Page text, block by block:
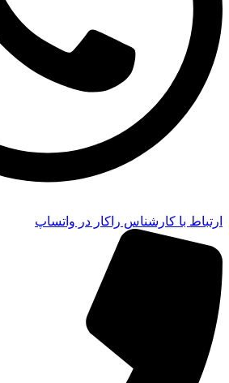
ارتباط با کارشناس راکار در واتساپ